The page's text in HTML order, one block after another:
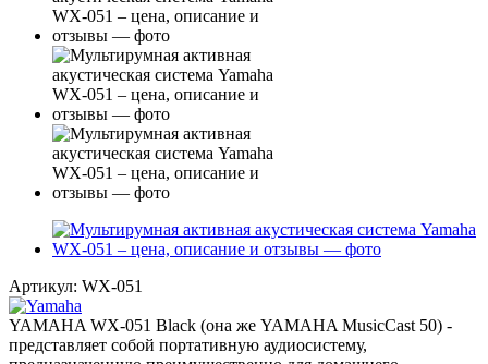
Артикул: WX-051
YAMAHA WX-051 Black (она же YAMAHA MusicCast 50) -
представляет собой портативную аудиосистему,